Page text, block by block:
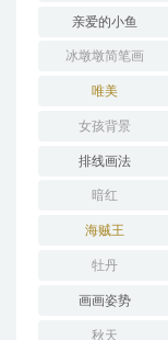
亲爱的小鱼
冰墩墩简笔画
唯美
女孩背景
排线画法
暗红
海贼王
牡丹
画画姿势
秋天